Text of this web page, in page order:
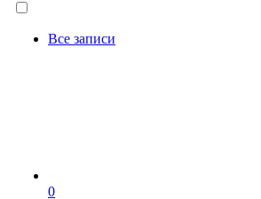
Все записи
0